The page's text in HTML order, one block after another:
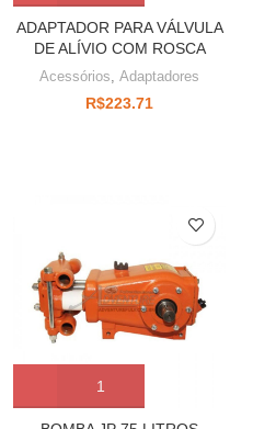
ADAPTADOR PARA VÁLVULA
DE ALÍVIO COM ROSCA
Acessórios, Adaptadores
R$223.71